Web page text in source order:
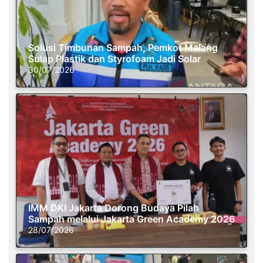
Solusi Timbunan Sampah, Pemkot Malang
Sulap Plastik dan Styrofoam Jadi Solar
30/07/2026
IMM DKI Jakarta Dorong Budaya Pilah
Sampah melalui Jakarta Green Academy 2026
28/07/2026